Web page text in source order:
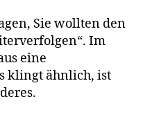
Sie wollten den
Im
eine
klingt ähnlich, ist